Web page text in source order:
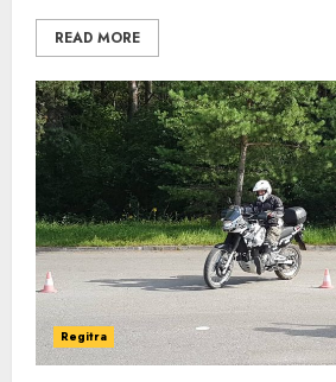
READ MORE
Regitra